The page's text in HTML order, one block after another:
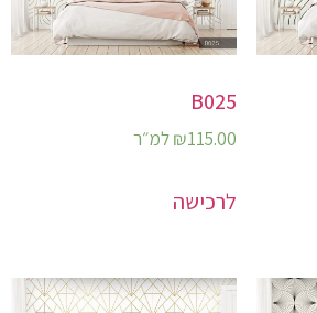
B025
₪115.00 למ״ר
לרכישה